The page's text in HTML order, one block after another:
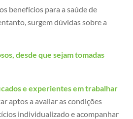
benefícios para a saúde de
surgem dúvidas sobre a
desde que sejam tomadas
e experientes em trabalhar
aptos a avaliar as condições
individualizado e acompanhar